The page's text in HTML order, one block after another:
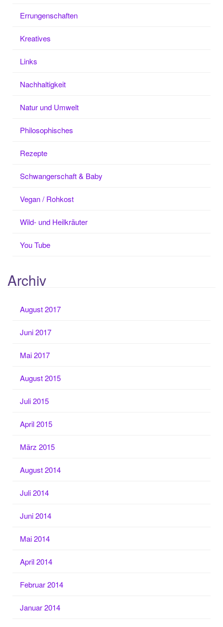
Errungenschaften
Kreatives
Links
Nachhaltigkeit
Natur und Umwelt
Philosophisches
Rezepte
Schwangerschaft & Baby
Vegan / Rohkost
Wild- und Heilkräuter
You Tube
Archiv
August 2017
Juni 2017
Mai 2017
August 2015
Juli 2015
April 2015
März 2015
August 2014
Juli 2014
Juni 2014
Mai 2014
April 2014
Februar 2014
Januar 2014